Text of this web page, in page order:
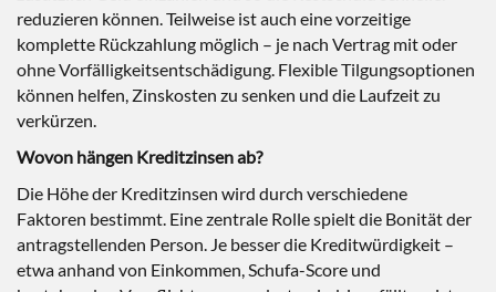
reduzieren können. Teilweise ist auch eine vorzeitige
komplette Rückzahlung möglich – je nach Vertrag mit oder
ohne Vorfälligkeitsentschädigung. Flexible Tilgungsoptionen
können helfen, Zinskosten zu senken und die Laufzeit zu
verkürzen.
Wovon hängen Kreditzinsen ab?
Die Höhe der Kreditzinsen wird durch verschiedene
Faktoren bestimmt. Eine zentrale Rolle spielt die Bonität der
antragstellenden Person. Je besser die Kreditwürdigkeit –
etwa anhand von Einkommen, Schufa-Score und